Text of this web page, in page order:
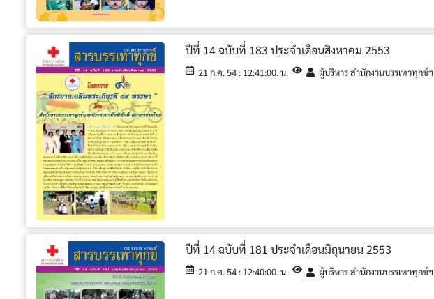
ปีที่ 14 ฉบับที่ 183 ประจำเดือนสิงหาคม 2553
21 ก.ค. 54 : 12:41:00. น. ผู้บริหาร สำนักงานบรรเทาทุกข์ฯ
ปีที่ 14 ฉบับที่ 181 ประจำเดือนมิถุนายน 2553
21 ก.ค. 54 : 12:40:00. น. ผู้บริหาร สำนักงานบรรเทาทุกข์ฯ